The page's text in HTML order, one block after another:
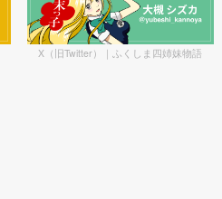
X（旧Twitter）｜ふくしま四姉妹物語